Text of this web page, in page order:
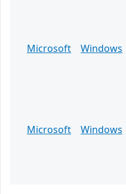
Microsoft
Windows
Microsoft
Windows